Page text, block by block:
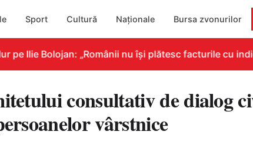
Sport Cultură Naționale Bursa zvonurilor
pe Ilie Bolojan: „Românii nu își plătesc facturile cu
consultativ de dialog
vârstnice